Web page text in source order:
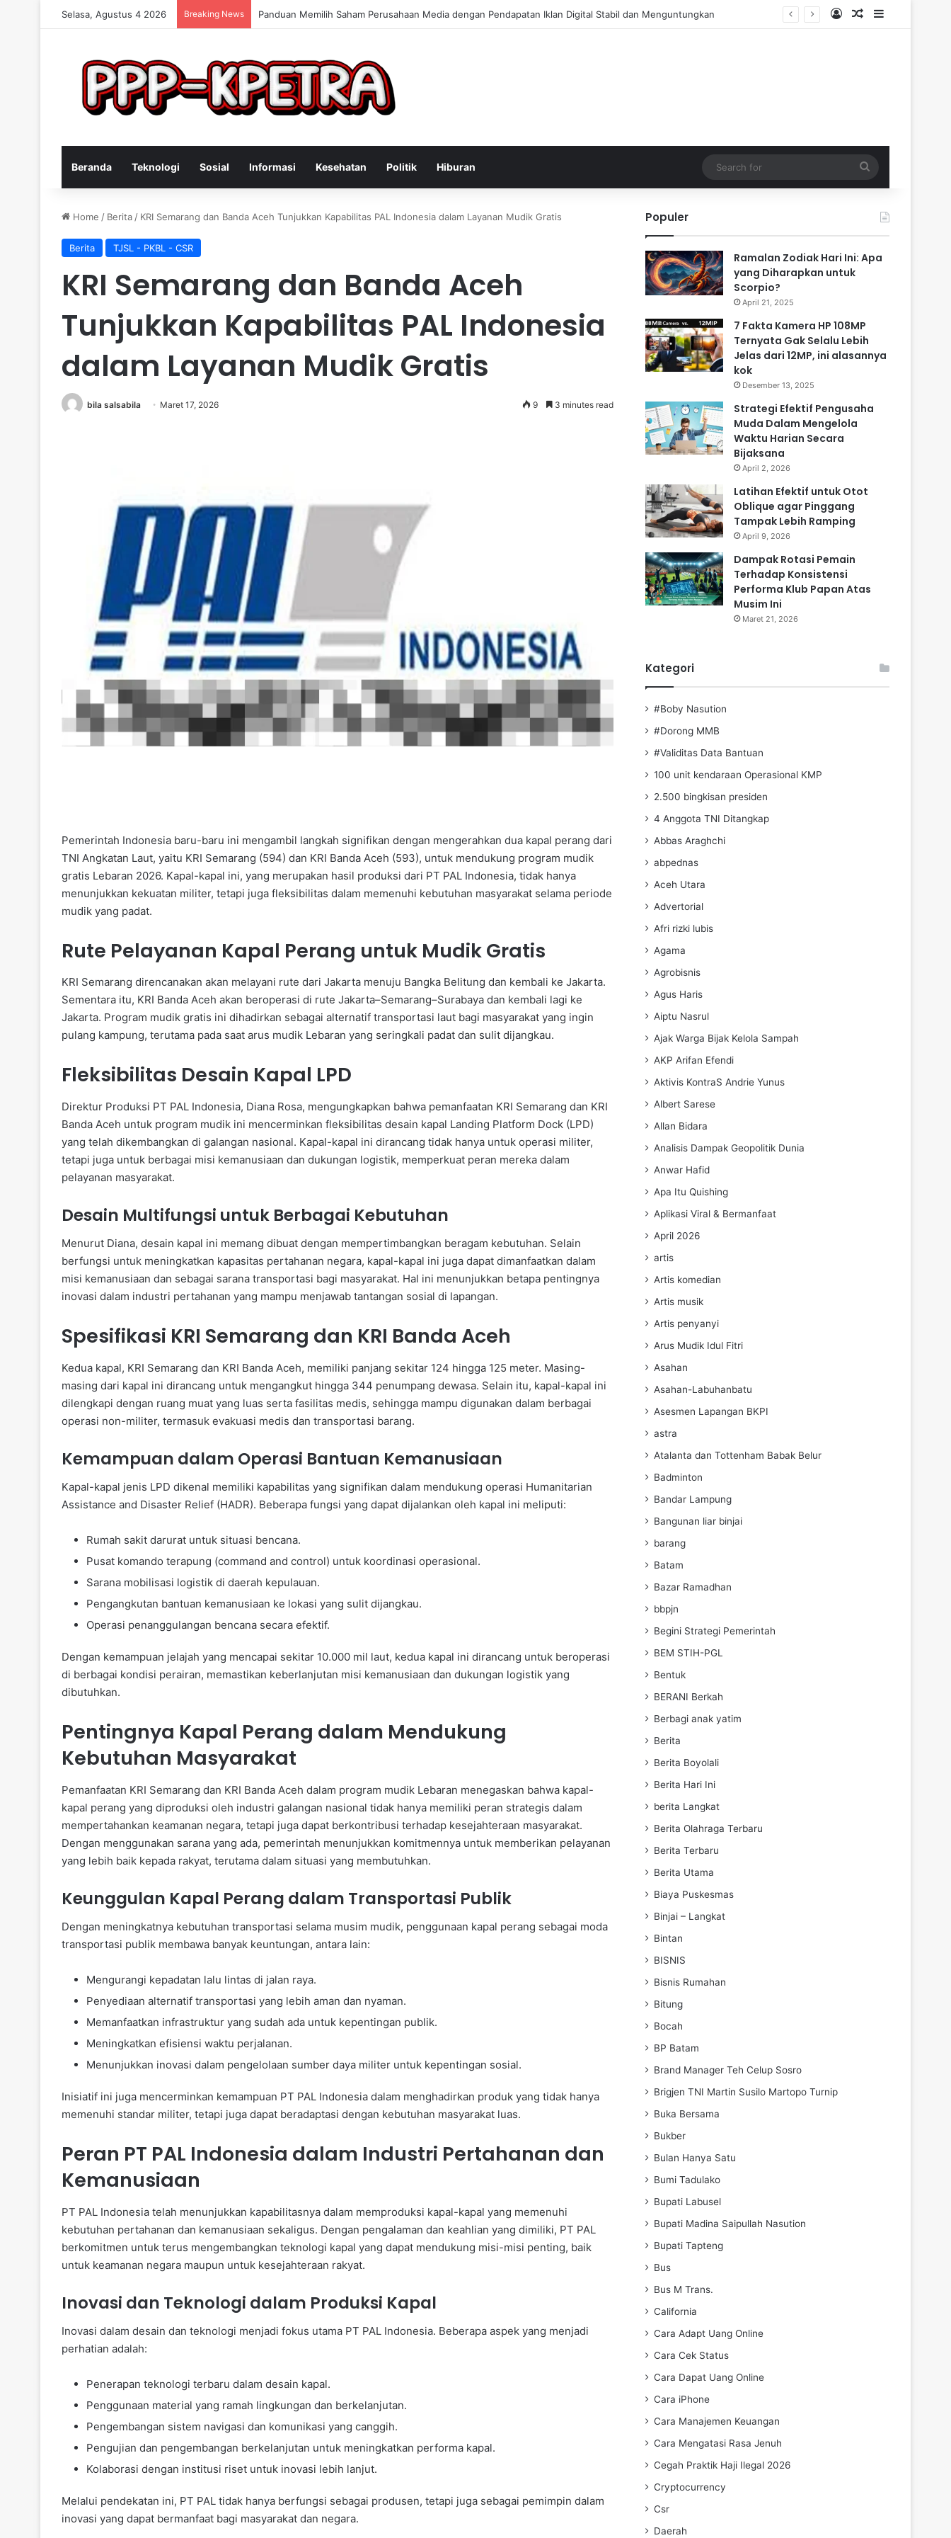
Selasa, Agustus 4 2026 Breaking News Keterampilan Konsultan Bisnis Online untuk Meningkatkan Pendapatan Berdasarkan Pengalaman Praktis Log InRandom Article
Sidebar
Beranda Teknologi Sosial Informasi Kesehatan Politik Hiburan
for
Home / Berita / KRI Semarang dan Banda Aceh Tunjukkan Kapabilitas PAL Indonesia dalam Layanan Mudik Gratis
Berita TJSL - PKBL - CSR
KRI Semarang dan Banda Aceh
Tunjukkan Kapabilitas PAL Indonesia
dalam Layanan Mudik Gratis
bila salsabila Maret 17, 2026 9 3 minutes read
Pemerintah Indonesia baru-baru ini mengambil langkah signifikan dengan mengerahkan dua kapal perang dari
TNI Angkatan Laut, yaitu KRI Semarang (594) dan KRI Banda Aceh (593), untuk mendukung program mudik
gratis Lebaran 2026. Kapal-kapal ini, yang merupakan hasil produksi dari PT PAL Indonesia, tidak hanya
menunjukkan kekuatan militer, tetapi juga fleksibilitas dalam memenuhi kebutuhan masyarakat selama periode
mudik yang padat.
Rute Pelayanan Kapal Perang untuk Mudik Gratis
KRI Semarang direncanakan akan melayani rute dari Jakarta menuju Bangka Belitung dan kembali ke Jakarta.
Sementara itu, KRI Banda Aceh akan beroperasi di rute Jakarta–Semarang–Surabaya dan kembali lagi ke
Jakarta. Program mudik gratis ini dihadirkan sebagai alternatif transportasi laut bagi masyarakat yang ingin
pulang kampung, terutama pada saat arus mudik Lebaran yang seringkali padat dan sulit dijangkau.
Fleksibilitas Desain Kapal LPD
Direktur Produksi PT PAL Indonesia, Diana Rosa, mengungkapkan bahwa pemanfaatan KRI Semarang dan KRI
Banda Aceh untuk program mudik ini mencerminkan fleksibilitas desain kapal Landing Platform Dock (LPD)
yang telah dikembangkan di galangan nasional. Kapal-kapal ini dirancang tidak hanya untuk operasi militer,
tetapi juga untuk berbagai misi kemanusiaan dan dukungan logistik, memperkuat peran mereka dalam
pelayanan masyarakat.
Desain Multifungsi untuk Berbagai Kebutuhan
Menurut Diana, desain kapal ini memang dibuat dengan mempertimbangkan beragam kebutuhan. Selain
berfungsi untuk meningkatkan kapasitas pertahanan negara, kapal-kapal ini juga dapat dimanfaatkan dalam
misi kemanusiaan dan sebagai sarana transportasi bagi masyarakat. Hal ini menunjukkan betapa pentingnya
inovasi dalam industri pertahanan yang mampu menjawab tantangan sosial di lapangan.
Spesifikasi KRI Semarang dan KRI Banda Aceh
Kedua kapal, KRI Semarang dan KRI Banda Aceh, memiliki panjang sekitar 124 hingga 125 meter. Masing-
masing dari kapal ini dirancang untuk mengangkut hingga 344 penumpang dewasa. Selain itu, kapal-kapal ini
dilengkapi dengan ruang muat yang luas serta fasilitas medis, sehingga mampu digunakan dalam berbagai
operasi non-militer, termasuk evakuasi medis dan transportasi barang.
Kemampuan dalam Operasi Bantuan Kemanusiaan
Kapal-kapal jenis LPD dikenal memiliki kapabilitas yang signifikan dalam mendukung operasi Humanitarian
Assistance and Disaster Relief (HADR). Beberapa fungsi yang dapat dijalankan oleh kapal ini meliputi:
Rumah sakit darurat untuk situasi bencana.
Pusat komando terapung (command and control) untuk koordinasi operasional.
Sarana mobilisasi logistik di daerah kepulauan.
Pengangkutan bantuan kemanusiaan ke lokasi yang sulit dijangkau.
Operasi penanggulangan bencana secara efektif.
Dengan kemampuan jelajah yang mencapai sekitar 10.000 mil laut, kedua kapal ini dirancang untuk beroperasi
di berbagai kondisi perairan, memastikan keberlanjutan misi kemanusiaan dan dukungan logistik yang
dibutuhkan.
Pentingnya Kapal Perang dalam Mendukung
Kebutuhan Masyarakat
Pemanfaatan KRI Semarang dan KRI Banda Aceh dalam program mudik Lebaran menegaskan bahwa kapal-
kapal perang yang diproduksi oleh industri galangan nasional tidak hanya memiliki peran strategis dalam
mempertahankan keamanan negara, tetapi juga dapat berkontribusi terhadap kesejahteraan masyarakat.
Dengan menggunakan sarana yang ada, pemerintah menunjukkan komitmennya untuk memberikan pelayanan
yang lebih baik kepada rakyat, terutama dalam situasi yang membutuhkan.
Keunggulan Kapal Perang dalam Transportasi Publik
Dengan meningkatnya kebutuhan transportasi selama musim mudik, penggunaan kapal perang sebagai moda
transportasi publik membawa banyak keuntungan, antara lain:
Mengurangi kepadatan lalu lintas di jalan raya.
Penyediaan alternatif transportasi yang lebih aman dan nyaman.
Memanfaatkan infrastruktur yang sudah ada untuk kepentingan publik.
Meningkatkan efisiensi waktu perjalanan.
Menunjukkan inovasi dalam pengelolaan sumber daya militer untuk kepentingan sosial.
Inisiatif ini juga mencerminkan kemampuan PT PAL Indonesia dalam menghadirkan produk yang tidak hanya
memenuhi standar militer, tetapi juga dapat beradaptasi dengan kebutuhan masyarakat luas.
Peran PT PAL Indonesia dalam Industri Pertahanan dan
Kemanusiaan
PT PAL Indonesia telah menunjukkan kapabilitasnya dalam memproduksi kapal-kapal yang memenuhi
kebutuhan pertahanan dan kemanusiaan sekaligus. Dengan pengalaman dan keahlian yang dimiliki, PT PAL
berkomitmen untuk terus mengembangkan teknologi kapal yang dapat mendukung misi-misi penting, baik
untuk keamanan negara maupun untuk kesejahteraan rakyat.
Inovasi dan Teknologi dalam Produksi Kapal
Inovasi dalam desain dan teknologi menjadi fokus utama PT PAL Indonesia. Beberapa aspek yang menjadi
perhatian adalah:
Penerapan teknologi terbaru dalam desain kapal.
Penggunaan material yang ramah lingkungan dan berkelanjutan.
Pengembangan sistem navigasi dan komunikasi yang canggih.
Pengujian dan pengembangan berkelanjutan untuk meningkatkan performa kapal.
Kolaborasi dengan institusi riset untuk inovasi lebih lanjut.
Melalui pendekatan ini, PT PAL tidak hanya berfungsi sebagai produsen, tetapi juga sebagai pemimpin dalam
inovasi yang dapat bermanfaat bagi masyarakat dan negara.
Populer
Ramalan Zodiak Hari Ini: Apa
yang Diharapkan untuk
Scorpio?
April 21, 2025
7 Fakta Kamera HP 108MP
Ternyata Gak Selalu Lebih
Jelas dari 12MP, ini alasannya
kok
Desember 13, 2025
Strategi Efektif Pengusaha
Muda Dalam Mengelola
Waktu Harian Secara
Bijaksana
April 2, 2026
Latihan Efektif untuk Otot
Oblique agar Pinggang
Tampak Lebih Ramping
April 9, 2026
Dampak Rotasi Pemain
Terhadap Konsistensi
Performa Klub Papan Atas
Musim Ini
Maret 21, 2026
Kategori
#Boby Nasution
#Dorong MMB
#Validitas Data Bantuan
100 unit kendaraan Operasional KMP
2.500 bingkisan presiden
4 Anggota TNI Ditangkap
Abbas Araghchi
abpednas
Aceh Utara
Advertorial
Afri rizki lubis
Agama
Agrobisnis
Agus Haris
Aiptu Nasrul
Ajak Warga Bijak Kelola Sampah
AKP Arifan Efendi
Aktivis KontraS Andrie Yunus
Albert Sarese
Allan Bidara
Analisis Dampak Geopolitik Dunia
Anwar Hafid
Apa Itu Quishing
Aplikasi Viral & Bermanfaat
April 2026
artis
Artis komedian
Artis musik
Artis penyanyi
Arus Mudik Idul Fitri
Asahan
Asahan-Labuhanbatu
Asesmen Lapangan BKPI
astra
Atalanta dan Tottenham Babak Belur
Badminton
Bandar Lampung
Bangunan liar binjai
barang
Batam
Bazar Ramadhan
bbpjn
Begini Strategi Pemerintah
BEM STIH-PGL
Bentuk
BERANI Berkah
Berbagi anak yatim
Berita
Berita Boyolali
Berita Hari Ini
berita Langkat
Berita Olahraga Terbaru
Berita Terbaru
Berita Utama
Biaya Puskesmas
Binjai – Langkat
Bintan
BISNIS
Bisnis Rumahan
Bitung
Bocah
BP Batam
Brand Manager Teh Celup Sosro
Brigjen TNI Martin Susilo Martopo Turnip
Buka Bersama
Bukber
Bulan Hanya Satu
Bumi Tadulako
Bupati Labusel
Bupati Madina Saipullah Nasution
Bupati Tapteng
Bus
Bus M Trans.
California
Cara Adapt Uang Online
Cara Cek Status
Cara Dapat Uang Online
Cara iPhone
Cara Manajemen Keuangan
Cara Mengatasi Rasa Jenuh
Cegah Praktik Haji Ilegal 2026
Cryptocurrency
Csr
Daerah